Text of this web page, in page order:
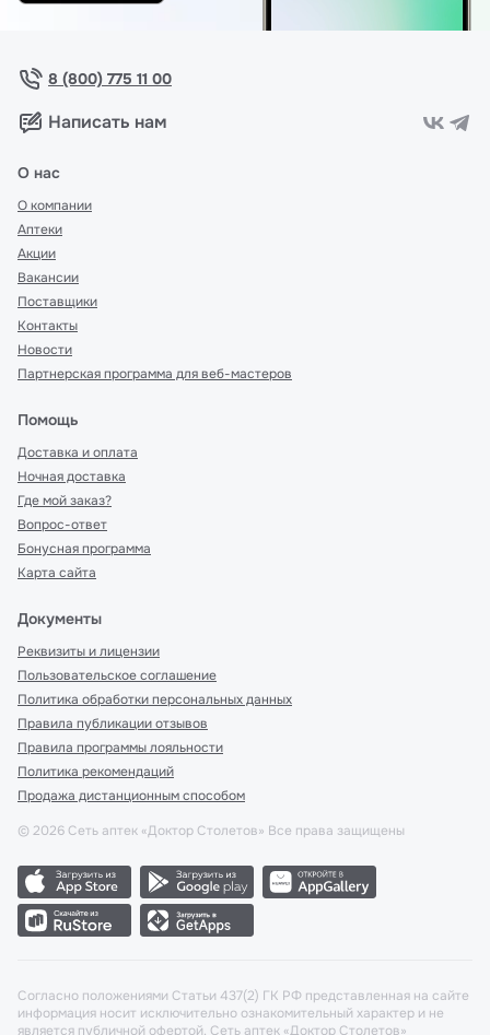
8 (800) 775 11 00
Написать нам
О нас
О компании
Аптеки
Акции
Вакансии
Поставщики
Контакты
Новости
Партнерская программа для веб-мастеров
Помощь
Доставка и оплата
Ночная доставка
Где мой заказ?
Вопрос-ответ
Бонусная программа
Карта сайта
Документы
Реквизиты и лицензии
Пользовательское соглашение
Политика обработки персональных данных
Правила публикации отзывов
Правила программы лояльности
Политика рекомендаций
Продажа дистанционным способом
© 2026 Сеть аптек «Доктор Столетов» Все права защищены
Согласно положениями Статьи 437(2) ГК РФ представленная на сайте
информация носит исключительно ознакомительный характер и не
является публичной офертой. Сеть аптек «Доктор Столетов»